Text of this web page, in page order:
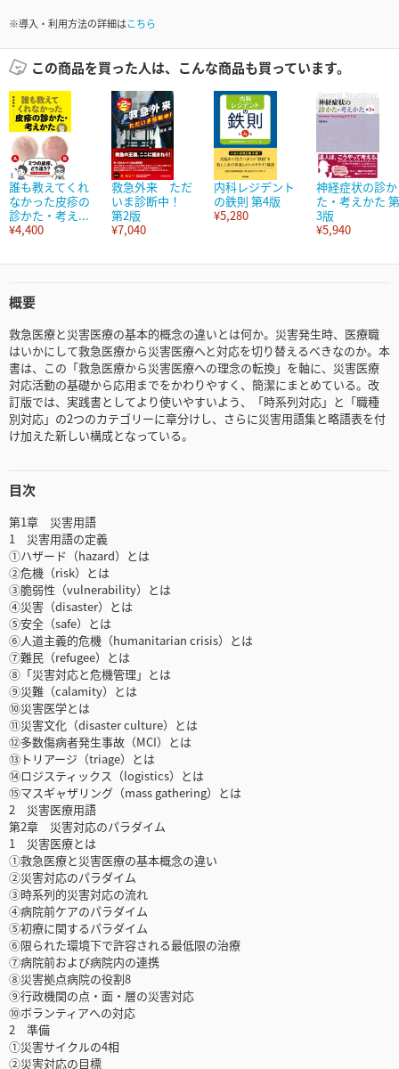
※導入・利用方法の詳細はこちら
この商品を買った人は、こんな商品も買っています。
誰も教えてくれ
なかった皮疹の
診かた・考え...
¥4,400
救急外来 ただ
いま診断中！
第2版
¥7,040
内科レジデント
の鉄則 第4版
¥5,280
神経症状の診か
た・考えかた 第
3版
¥5,940
概要
救急医療と災害医療の基本的概念の違いとは何か。災害発生時、医療職
はいかにして救急医療から災害医療へと対応を切り替えるべきなのか。本
書は、この「救急医療から災害医療への理念の転換」を軸に、災害医療
対応活動の基礎から応用までをかわりやすく、簡潔にまとめている。改
訂版では、実践書としてより使いやすいよう、「時系列対応」と「職種
別対応」の2つのカテゴリーに章分けし、さらに災害用語集と略語表を付
け加えた新しい構成となっている。
目次
第1章 災害用語
1 災害用語の定義
①ハザード（hazard）とは
②危機（risk）とは
③脆弱性（vulnerability）とは
④災害（disaster）とは
⑤安全（safe）とは
⑥人道主義的危機（humanitarian crisis）とは
⑦難民（refugee）とは
⑧「災害対応と危機管理」とは
⑨災難（calamity）とは
⑩災害医学とは
⑪災害文化（disaster culture）とは
⑫多数傷病者発生事故（MCI）とは
⑬トリアージ（triage）とは
⑭ロジスティックス（logistics）とは
⑮マスギャザリング（mass gathering）とは
2 災害医療用語
第2章 災害対応のパラダイム
1 災害医療とは
①救急医療と災害医療の基本概念の違い
②災害対応のパラダイム
③時系列的災害対応の流れ
④病院前ケアのパラダイム
⑤初療に関するパラダイム
⑥限られた環境下で許容される最低限の治療
⑦病院前および病院内の連携
⑧災害拠点病院の役割8
⑨行政機関の点・面・層の災害対応
⑩ボランティアへの対応
2 準備
①災害サイクルの4相
②災害対応の目標